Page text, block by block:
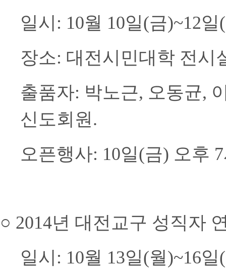
일시: 10월 10일(금)~12일
장소: 대전시민대학 전시
출품자: 박노근, 오동균,
신도회원.
오픈행사: 10일(금) 오후
○ 2014년 대전교구 성직자
일시: 10월 13일(월)~16일